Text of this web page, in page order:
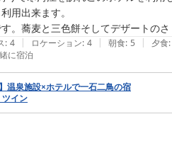
用出来ます。
。蕎麦と三色餅そしてデザートの
: 4 | ロケーション: 4 | 朝食: 5 | 夕食:
に宿泊
温泉施設×ホテルで一石二鳥の宿
イン